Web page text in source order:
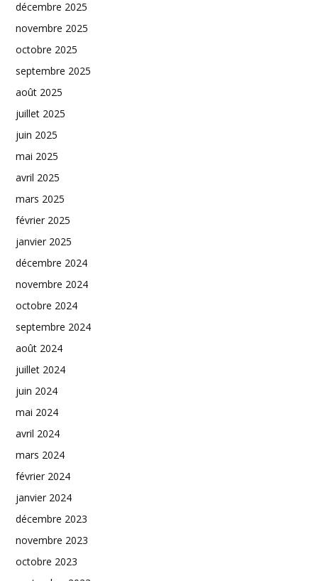
décembre 2025
novembre 2025
octobre 2025
septembre 2025
août 2025
juillet 2025
juin 2025
mai 2025
avril 2025
mars 2025
février 2025
janvier 2025
décembre 2024
novembre 2024
octobre 2024
septembre 2024
août 2024
juillet 2024
juin 2024
mai 2024
avril 2024
mars 2024
février 2024
janvier 2024
décembre 2023
novembre 2023
octobre 2023